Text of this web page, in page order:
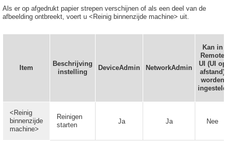
Als er op afgedrukt papier strepen verschijnen of als een deel van de
afbeelding ontbreekt, voert u <Reinig binnenzijde machine> uit.
Item
Beschrijving
instelling
DeviceAdmin NetworkAdmin
Kan in
Remote
UI (UI op
afstand)
worden
ingesteld
<Reinig
binnenzijde
machine>
Reinigen
starten
Ja Ja Nee